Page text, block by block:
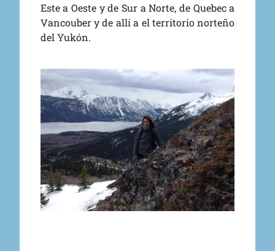
Este a Oeste y de Sur a Norte, de Quebec a
Vancouber y de allí a el territorio norteño
del Yukón.